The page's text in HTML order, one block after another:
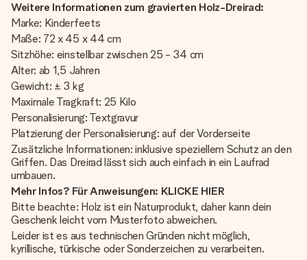
Weitere Informationen zum gravierten Holz-Dreirad:
Marke: Kinderfeets
Maße: 72 x 45 x 44 cm
Sitzhöhe: einstellbar zwischen 25 - 34 cm
Alter: ab 1,5 Jahren
Gewicht: ± 3 kg
Maximale Tragkraft: 25 Kilo
Personalisierung: Textgravur
Platzierung der Personalisierung: auf der Vorderseite
Zusätzliche Informationen: inklusive speziellem Schutz an den
Griffen. Das Dreirad lässt sich auch einfach in ein Laufrad
umbauen.
Mehr Infos? Für Anweisungen: KLICKE HIER
Bitte beachte: Holz ist ein Naturprodukt, daher kann dein
Geschenk leicht vom Musterfoto abweichen.
Leider ist es aus technischen Gründen nicht möglich,
kyrillische, türkische oder Sonderzeichen zu verarbeiten.